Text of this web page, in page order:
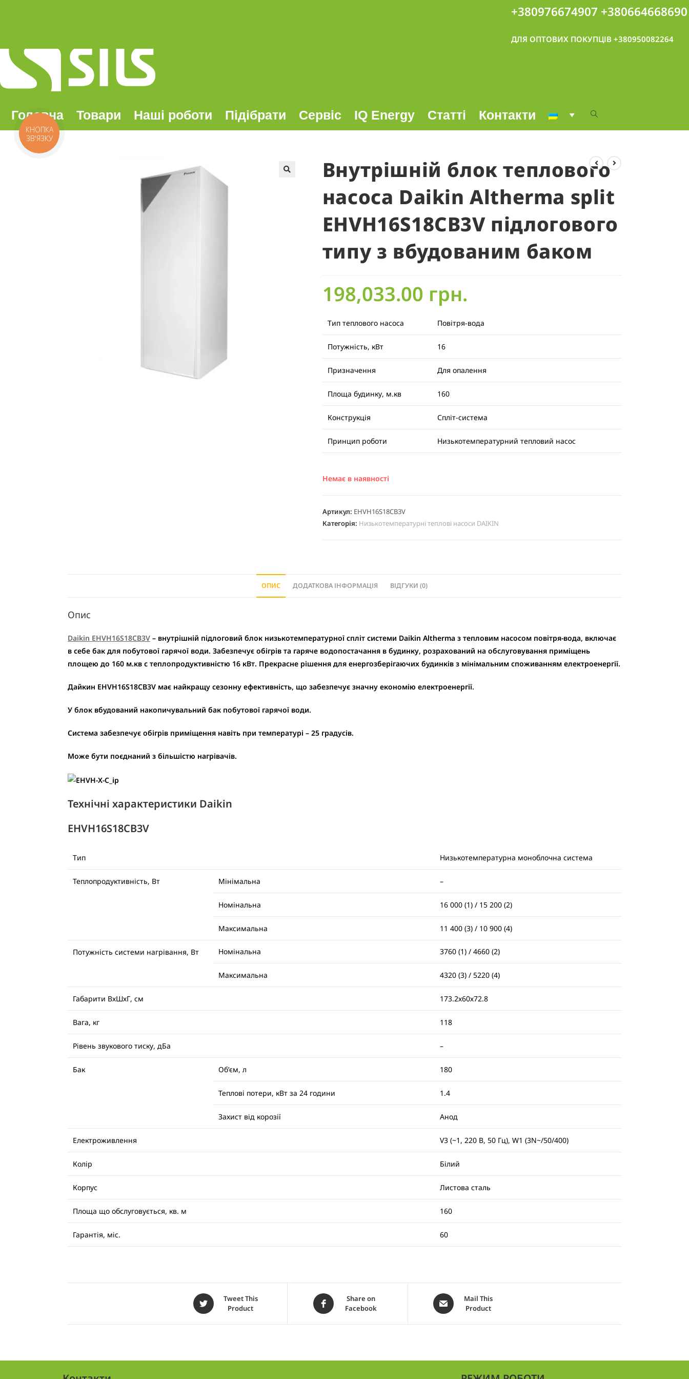
+380976674907 +380664668690
ДЛЯ ОПТОВИХ ПОКУПЦІВ +380950082264
Головна Товари Наші роботи Підібрати Сервіс IQ Energy Статті Контакти
Внутрішній блок теплового
насоса Daikin Altherma split
EHVH16S18CB3V підлогового
типу з вбудованим баком
198,033.00 грн.
Тип теплового насоса Повітря-вода
Потужність, кВт 16
Призначення Для опалення
Площа будинку, м.кв 160
Конструкція Спліт-система
Принцип роботи Низькотемпературний тепловий насос
Немає в наявності
Артикул: EHVH16S18CB3V
Категорія: Низькотемпературні теплові насоси DAIKIN
ОПИС ДОДАТКОВА ІНФОРМАЦІЯ ВІДГУКИ (0)
Опис
Daikin EHVH16S18CB3V – внутрішній підлоговий блок низькотемпературної спліт системи Daikin Altherma з тепловим насосом повітря-вода, включає
в себе бак для побутової гарячої води. Забезпечує обігрів та гаряче водопостачання в будинку, розрахований на обслуговування приміщень
площею до 160 м.кв c теплопродуктивністю 16 кВт. Прекрасне рішення для енергозберігаючих будинків з мінімальним споживанням електроенергії.
Дайкин EHVH16S18CB3V має найкращу сезонну ефективність, що забезпечує значну економію електроенергії.
У блок вбудований накопичувальний бак побутової гарячої води.
Система забезпечує обігрів приміщення навіть при температурі – 25 градусів.
Може бути поєднаний з більшістю нагрівачів.
Технічні характеристики Daikin
EHVH16S18CB3V
Тип Низькотемпературна моноблочна система
Теплопродуктивність, Вт Мінімальна –
Номінальна 16 000 (1) / 15 200 (2)
Максимальна 11 400 (3) / 10 900 (4)
Потужність системи нагрівання, Вт Номінальна 3760 (1) / 4660 (2)
Максимальна 4320 (3) / 5220 (4)
Габарити ВхШхГ, см 173.2х60х72.8
Вага, кг 118
Рівень звукового тиску, дБа –
Бак Об’єм, л 180
Теплові потери, кВт за 24 години 1.4
Захист від корозії Анод
Електроживлення V3 (~1, 220 В, 50 Гц), W1 (3N~/50/400)
Колір Білий
Корпус Листова сталь
Площа що обслуговується, кв. м 160
Гарантія, міс. 60
Tweet This
Product
Share on
Facebook
Mail This
Product
КНОПКА
ЗВ'ЯЗКУ